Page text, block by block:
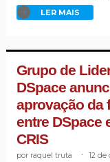
LER MAIS
Grupo de
DSpace
aprovação da
entre DSpace
CRIS
raquel truta 12 de